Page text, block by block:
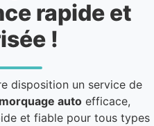
rapide et
!
disposition un service de
auto efficace,
et fiable pour tous types